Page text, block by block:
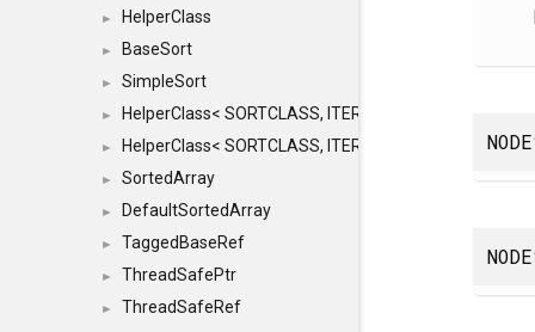
► HelperClass
► BaseSort
► SimpleSort
► HelperClass< SORTCLASS, ITERATOR, CONTENT,
► HelperClass< SORTCLASS, ITERATOR, CONTENT,
► SortedArray
► DefaultSortedArray
► TaggedBaseRef
► ThreadSafePtr
►
ThreadSafeRef